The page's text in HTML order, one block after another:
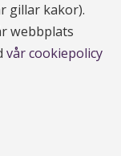
14 apr 2023
över men
fall vara med
gillar kakor).
webbplats
vår cookiepolicy